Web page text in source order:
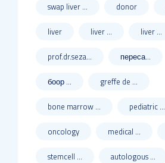
swap liver ... donor
liver liver ... liver ...
prof.dr.seza... переса...
боор ... greffe de ...
bone marrow ... pediatric ...
oncology medical ...
stemcell ... autologous ...